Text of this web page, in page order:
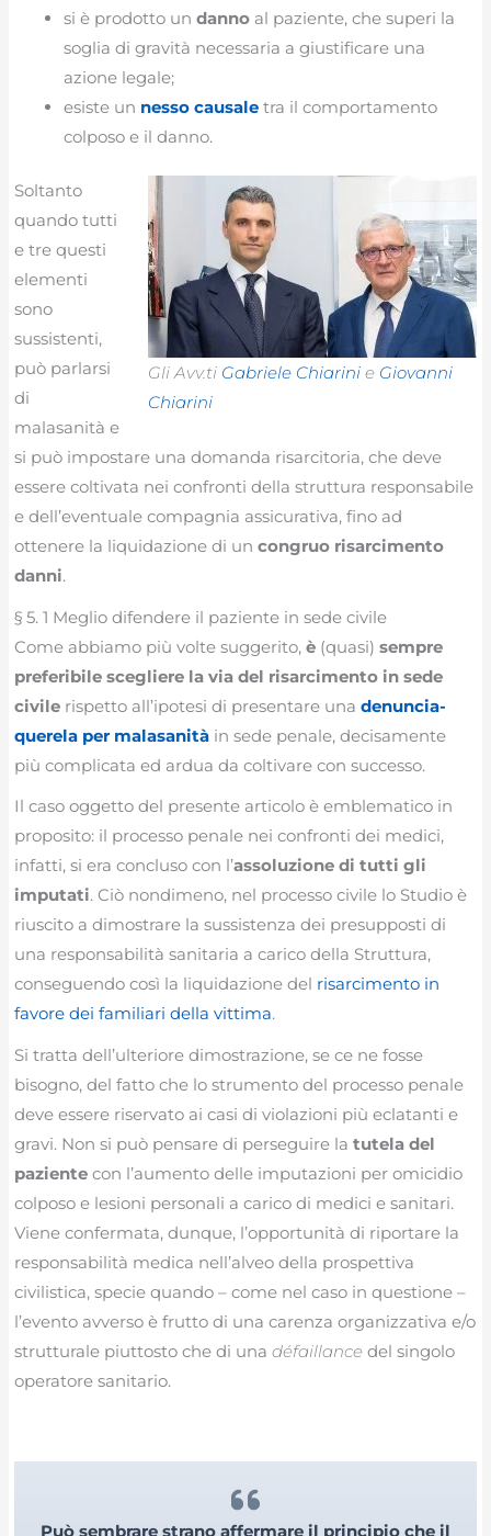
si è prodotto undanno al paziente, che superi la
soglia di gravità necessaria a giustificare una
azione legale;
esiste un nesso causale tra il comportamento
colposo e il danno.
Gli Avv.ti Gabriele Chiarinie Giovanni
Chiarini
Soltanto
quando tutti
e tre questi
elementi
sono
sussistenti,
può parlarsi
di
malasanità e
si può impostare una domanda risarcitoria, che deve
essere coltivata nei confronti della struttura responsabile
e dell’eventuale compagnia assicurativa, fino ad
ottenere la liquidazione di uncongruo risarcimento
danni.
§ 5. 1 Meglio difendere il paziente in sede civile
Come abbiamo più volte suggerito,è (quasi)sempre
preferibile scegliere la via del risarcimento in sede
civile rispetto all’ipotesi di presentare unadenuncia-
querela per malasanità in sede penale, decisamente
più complicata ed ardua da coltivare con successo.
Il caso oggetto del presente articolo è emblematico in
proposito: il processo penale nei confronti dei medici,
infatti, si era concluso con l’assoluzione di tutti gli
imputati. Ciò nondimeno, nel processo civile lo Studio è
riuscito a dimostrare la sussistenza dei presupposti di
una responsabilità sanitaria a carico della Struttura,
conseguendo così la liquidazione del risarcimento in
favore dei familiari della vittima.
Si tratta dell’ulteriore dimostrazione, se ce ne fosse
bisogno, del fatto che lo strumento del processo penale
deve essere riservato ai casi di violazioni più eclatanti e
gravi. Non si può pensare di perseguire latutela del
paziente con l’aumento delle imputazioni per omicidio
colposo e lesioni personali a carico di medici e sanitari.
Viene confermata, dunque, l’opportunità di riportare la
responsabilità medica nell’alveo della prospettiva
civilistica, specie quando – come nel caso in questione –
l’evento avverso è frutto di una carenza organizzativa e/o
strutturale piuttosto che di unadéfaillance del singolo
operatore sanitario.
Può sembrare strano affermare il principio che il